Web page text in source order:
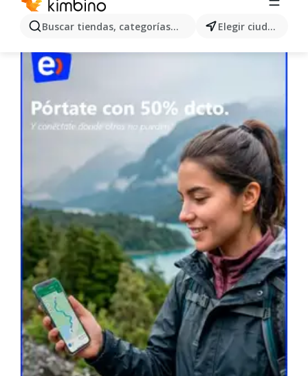
Buscar tiendas, categorías, productos... Elegir ciudad
término.
Más ofertas en la categoría